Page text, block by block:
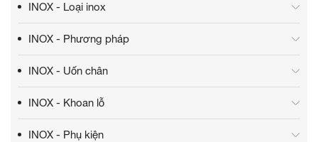
INOX - Loại inox
INOX - Phương pháp
INOX - Uốn chân
INOX - Khoan lỗ
INOX - Phụ kiện